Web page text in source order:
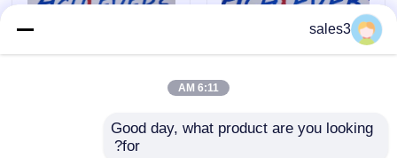
News
sales3
6:11 AM
Good day, what product are you looking
for?